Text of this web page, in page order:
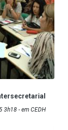
- em CEDH